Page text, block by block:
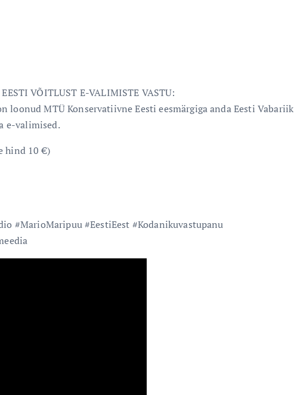
VÕITLUST E-VALIMISTE VASTU:
loonud MTÜ Konservatiivne Eesti eesmärgiga anda Eesti Vabariik
e-valimised.
hind 10 €)
#MarioMaripuu #EestiEest #Kodanikuvastupanu